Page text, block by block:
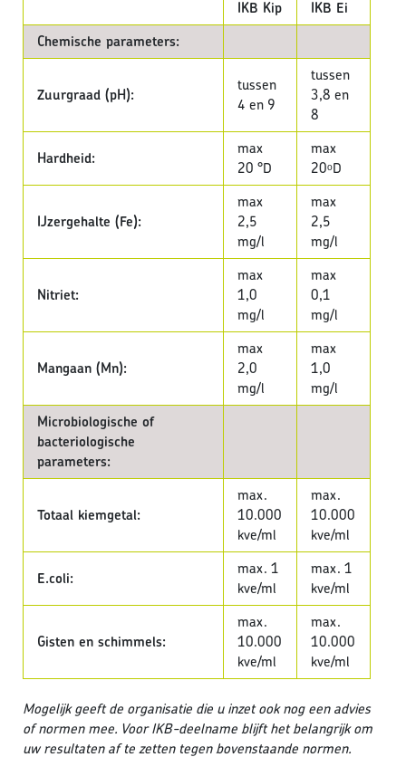
IKB Kip
IKB Ei
Chemische parameters:
Zuurgraad (pH):
tussen
4 en 9
tussen
3,8 en
8
Hardheid:
max
20 °D
max
20ᵒD
IJzergehalte (Fe):
max
2,5
mg/l
max
2,5
mg/l
Nitriet:
max
1,0
mg/l
max
0,1
mg/l
Mangaan (Mn):
max
2,0
mg/l
max
1,0
mg/l
Microbiologische of
bacteriologische
parameters:
Totaal kiemgetal:
max.
10.000
kve/ml
max.
10.000
kve/ml
E.coli:
max. 1
kve/ml
max. 1
kve/ml
Gisten en schimmels:
max.
10.000
kve/ml
max.
10.000
kve/ml
Mogelijk geeft de organisatie die u inzet ook nog een advies
of normen mee. Voor IKB-deelname blijft het belangrijk om
uw resultaten af te zetten tegen bovenstaande normen.